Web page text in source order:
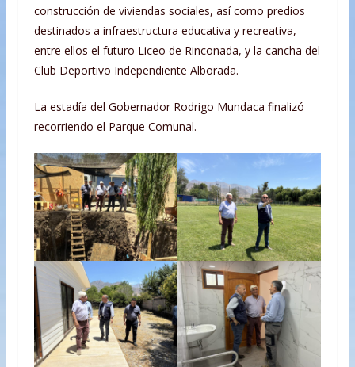
construcción de viviendas sociales, así como predios
destinados a infraestructura educativa y recreativa,
entre ellos el futuro Liceo de Rinconada, y la cancha del
Club Deportivo Independiente Alborada.
La estadía del Gobernador Rodrigo Mundaca finalizó
recorriendo el Parque Comunal.